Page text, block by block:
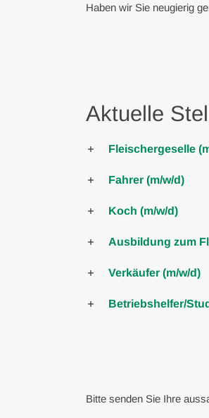
Haben wir Sie neugierig
Aktuelle
Fleischergeselle
Fahrer (m/w/d)
Koch (m/w/d)
Ausbildung zum
Verkäufer (m/w/d)
Betriebshelfer/
Bitte senden Sie Ihre